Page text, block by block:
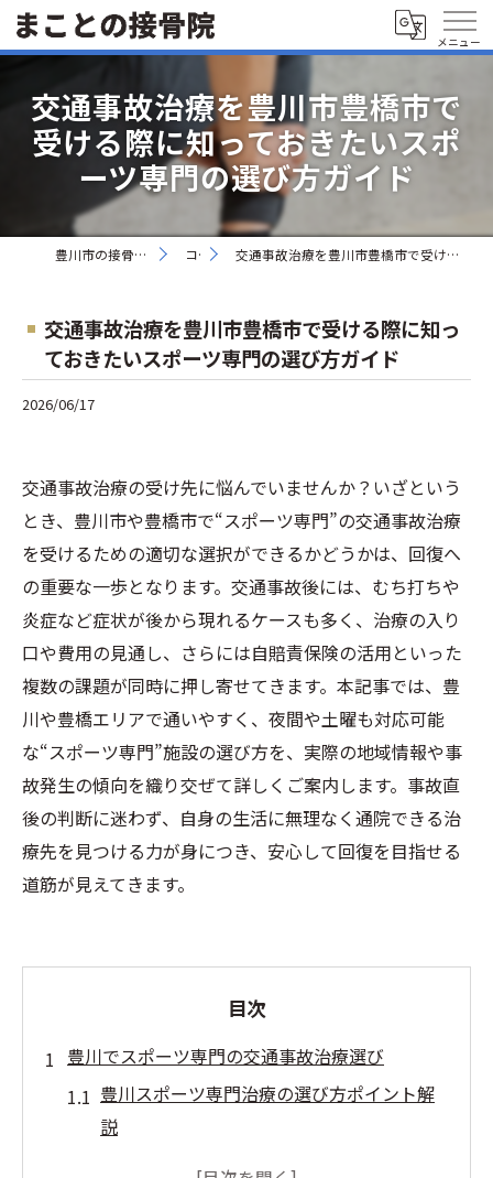
交通事故治療を豊川市豊橋市で
受ける際に知っておきたいスポ
ーツ専門の選び方ガイド
豊川市の接骨院ならまことの接骨院 コラム 交通事故治療を豊川市豊橋市で受ける際に知っておきたいスポーツ専門の選び方ガイド
交通事故治療を豊川市豊橋市で受ける際に知っ
ておきたいスポーツ専門の選び方ガイド
2026/06/17
交通事故治療の受け先に悩んでいませんか？いざという
とき、豊川市や豊橋市で“スポーツ専門”の交通事故治療
を受けるための適切な選択ができるかどうかは、回復へ
の重要な一歩となります。交通事故後には、むち打ちや
炎症など症状が後から現れるケースも多く、治療の入り
口や費用の見通し、さらには自賠責保険の活用といった
複数の課題が同時に押し寄せてきます。本記事では、豊
川や豊橋エリアで通いやすく、夜間や土曜も対応可能
な“スポーツ専門”施設の選び方を、実際の地域情報や事
故発生の傾向を織り交ぜて詳しくご案内します。事故直
後の判断に迷わず、自身の生活に無理なく通院できる治
療先を見つける力が身につき、安心して回復を目指せる
道筋が見えてきます。
目次
豊川でスポーツ専門の交通事故治療選び
豊川スポーツ専門治療の選び方ポイント解
説
豊川市で交通事故後の最適な受診先とは